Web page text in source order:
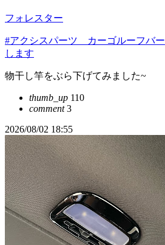
フォレスター
#アクシスパーツ カーゴルーフバー
します
物干し竿をぶら下げてみました~
thumb_up 110
comment3
2026/08/02 18:55